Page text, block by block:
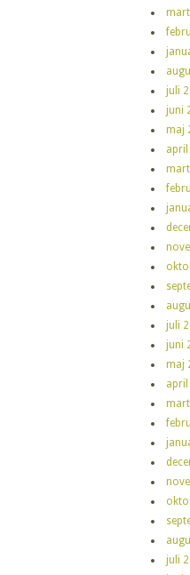
juli
juni
maj
april
juli
juni
maj
april
juli